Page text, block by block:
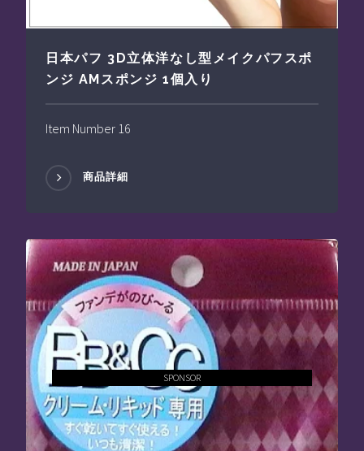
日本パフ 3D立体洋なし型メイクパフスポ
ンジ AMスポンジ 1個入り
Item Number 16
商品詳細
SPONSOR